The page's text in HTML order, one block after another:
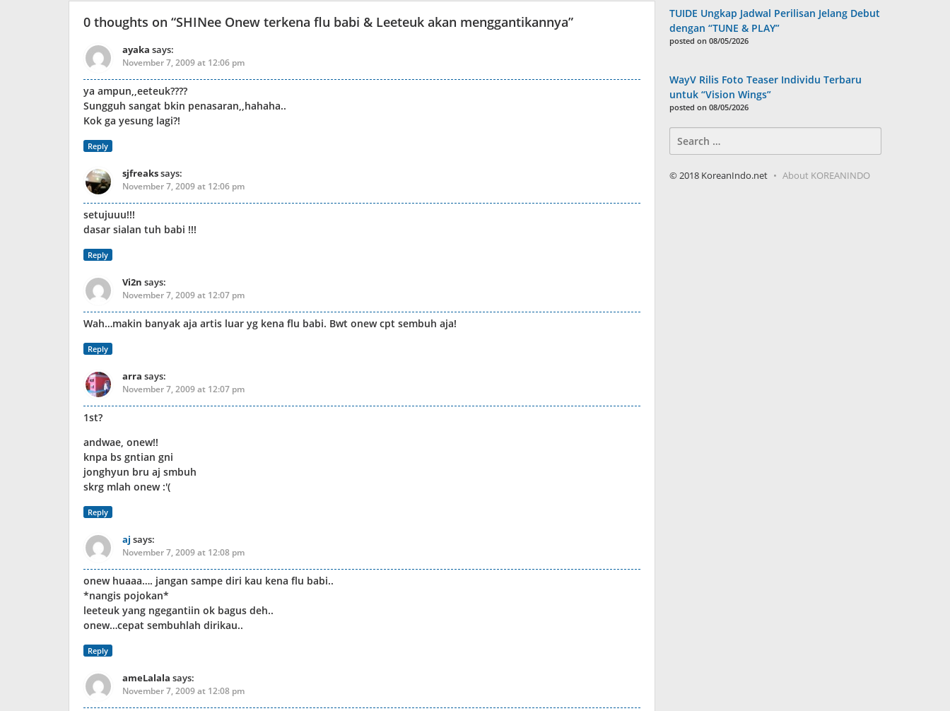
0 thoughts on “SHINee Onew terkena flu babi & Leeteuk akan menggantikannya”
ayaka says:
November 7, 2009 at 12:06 pm
ya ampun,,eeteuk????
Sungguh sangat bkin penasaran,,hahaha..
Kok ga yesung lagi?!
Reply
sjfreakssays:
November 7, 2009 at 12:06 pm
setujuuu!!!
dasar sialan tuh babi !!!
Reply
Vi2n says:
November 7, 2009 at 12:07 pm
Wah…makin banyak aja artis luar yg kena flu babi. Bwt onew cpt sembuh aja!
Reply
arra says:
November 7, 2009 at 12:07 pm
1st?
andwae, onew!!
knpa bs gntian gni
jonghyun bru aj smbuh
skrg mlah onew :'(
Reply
aj says:
November 7, 2009 at 12:08 pm
onew huaaa…. jangan sampe diri kau kena flu babi..
*nangis pojokan*
leeteuk yang ngegantiin ok bagus deh..
onew…cepat sembuhlah dirikau..
Reply
ameLalala says:
November 7, 2009 at 12:08 pm
TUIDE Ungkap Jadwal Perilisan Jelang Debut
dengan “TUNE & PLAY”
posted on 08/05/2026
WayV Rilis Foto Teaser Individu Terbaru
untuk “Vision Wings”
posted on 08/05/2026
for:
© 2018 KoreanIndo.net About KOREANINDO